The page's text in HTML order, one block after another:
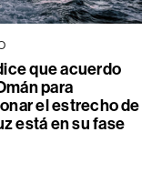
que acuerdo
para
el estrecho de
está en su fase